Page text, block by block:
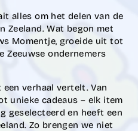
alles om het delen van de
Zeeland. Wat begon met
Momentje, groeide uit tot
Zeeuwse ondernemers
verhaal vertelt. Van
unieke cadeaus – elk item
geselecteerd en heeft een
Zo brengen we niet